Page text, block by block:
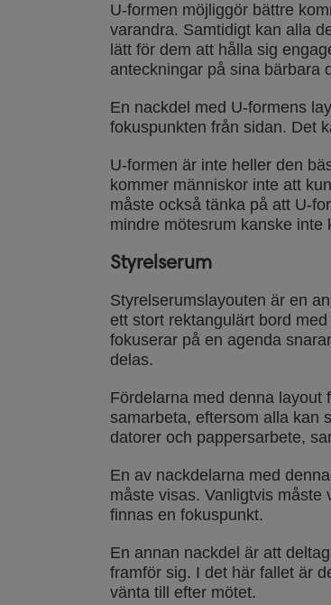
U-formen möjliggör bättre
varandra. Samtidigt kan alla
lätt för dem att hålla sig
anteckningar på sina bärbara
En nackdel med U-formens
fokuspunkten från sidan. Det
U-formen är inte heller den
kommer människor inte att
måste också tänka på att U-
mindre mötesrum kanske inte
Styrelserum
Styrelserumslayouten är en
ett stort rektangulärt bord
fokuserar på en agenda
delas.
Fördelarna med denna layout
samarbeta, eftersom alla kan
datorer och pappersarbete,
En av nackdelarna med
måste visas. Vanligtvis måste
finnas en fokuspunkt.
En annan nackdel är att
framför sig. I det här fallet är
vänta till efter mötet.